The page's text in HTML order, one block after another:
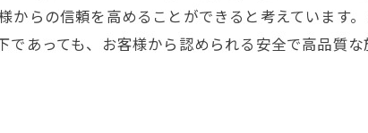
からの信頼を高めることができると考えています
あっても、お客様から認められる安全で高品質な